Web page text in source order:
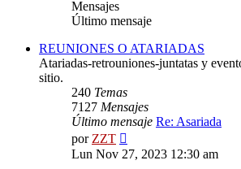
Mensajes
Último mensaje
REUNIONES O ATARIADAS
Atariadas-retrouniones-juntatas y
sitio.
240 Temas
7127 Mensajes
Último mensaje Re: Asariada
porZZT
último
Lun Nov 27, 2023 12:30 am